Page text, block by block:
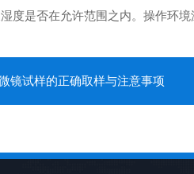
是否在允许范围之内。操作环境
镜试样的正确取样与注意事项